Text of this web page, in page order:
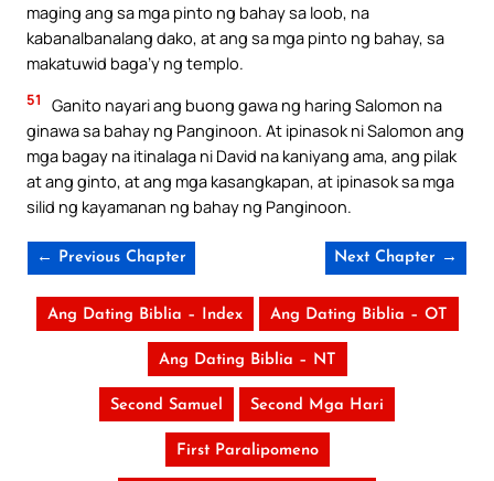
maging ang sa mga pinto ng bahay sa loob, na
kabanalbanalang dako, at ang sa mga pinto ng bahay, sa
makatuwid baga’y ng templo.
51
Ganito nayari ang buong gawa ng haring Salomon na
ginawa sa bahay ng Panginoon. At ipinasok ni Salomon ang
mga bagay na itinalaga ni David na kaniyang ama, ang pilak
at ang ginto, at ang mga kasangkapan, at ipinasok sa mga
silid ng kayamanan ng bahay ng Panginoon.
← Previous Chapter Next Chapter →
Ang Dating Biblia – Index Ang Dating Biblia – OT
Ang Dating Biblia – NT
Second Samuel Second Mga Hari
First Paralipomeno